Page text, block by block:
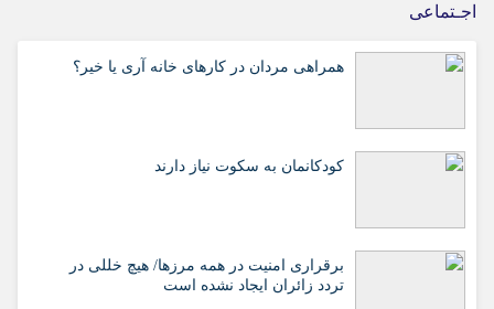
اجـتماعی
همراهی مردان در کارهای خانه آری یا خیر؟
کودکانمان به سکوت نیاز دارند
برقراری امنیت در همه مرزها/ هیچ‌ خللی در
تردد زائران ایجاد نشده است